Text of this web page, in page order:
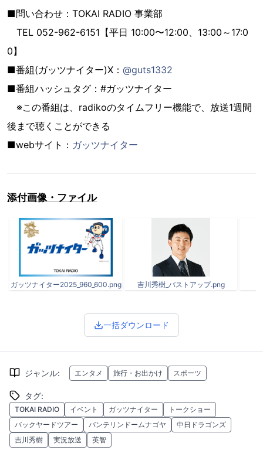
■問い合わせ：TOKAI RADIO 事業部
TEL 052-962-6151【平日 10:00〜12:00、13:00～17:0
0】
■番組(ガッツナイター)X： @guts1332
■番組ハッシュタグ：#ガッツナイター
※この番組は、radikoのタイムフリー機能で、放送1週間
後まで聴くことができる
■webサイト： ガッツナイター
添付画像・ファイル
ガッツナイター2025_960_600.png 吉川秀樹_バストアップ.png
一括ダウンロード
ジャンル: エンタメ 旅行・お出かけ スポーツ
タグ:
TOKAI RADIO イベント ガッツナイター
トークショー
バックヤードツアー
バンテリンドームナゴヤ
中日ドラゴンズ
吉川秀樹
実況放送 英智